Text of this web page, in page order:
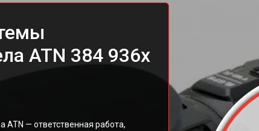
ATN 384 936x
ATN — ответственная работа,